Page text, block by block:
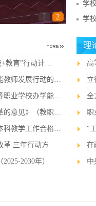
1 2 学
+教育”行动计…
教师发展行动的…
职业学校办学能…
的意见》（教职…
科教学工作合格…
革 三年行动方…
2030年）
理
高
立
全
职
“
在
中